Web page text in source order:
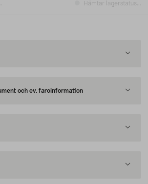
Hämtar lagerstatus...
och ev. faroinformation